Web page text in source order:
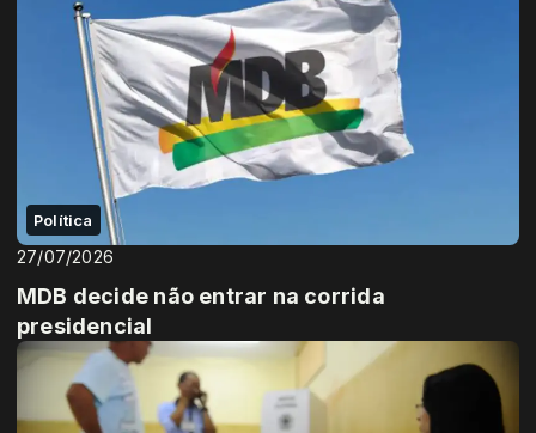
Política
27/07/2026
MDB decide não entrar na corrida
presidencial